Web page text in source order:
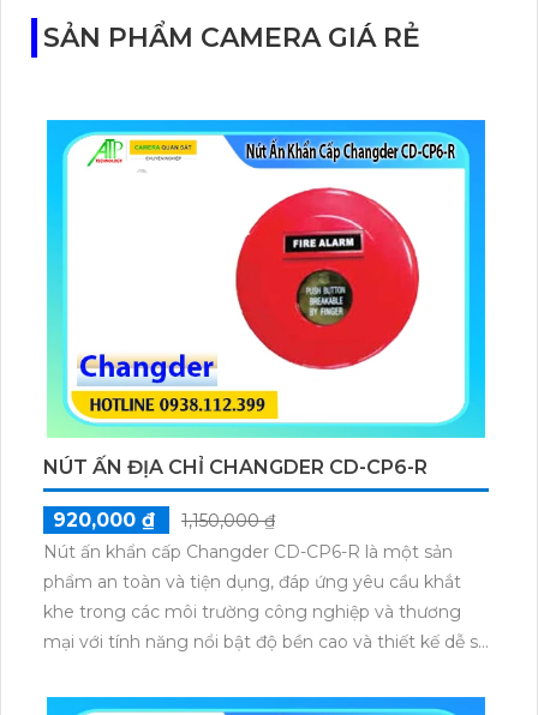
SẢN PHẨM CAMERA GIÁ RẺ
NÚT ẤN ĐỊA CHỈ CHANGDER CD-CP6-R
920,000 ₫
1,150,000 ₫
Nút ấn khẩn cấp Changder CD-CP6-R là một sản
phẩm an toàn và tiện dụng, đáp ứng yêu cầu khắt
khe trong các môi trường công nghiệp và thương
mại với tính năng nổi bật độ bền cao và thiết kế dễ sử
thiết bị trong những tình huống khẩn cấp.